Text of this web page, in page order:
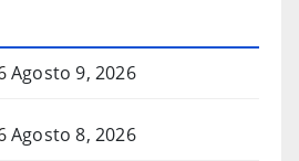
Agosto 9, 2026
Agosto 8, 2026